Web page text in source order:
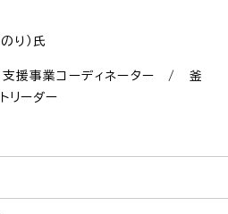
り）氏
援事業コーディネーター / 釜
リーダー